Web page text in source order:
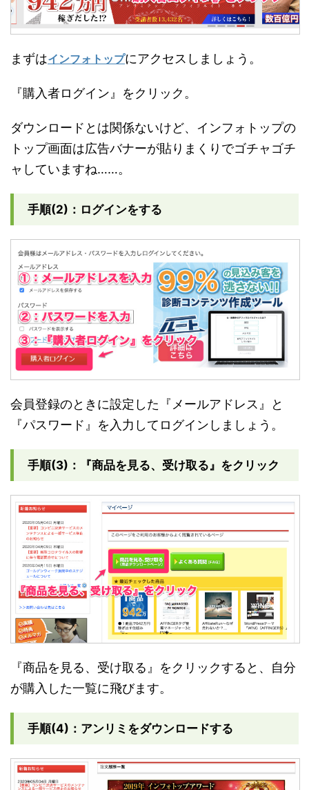
まずはインフォトップにアクセスしましょう。
『購入者ログイン』をクリック。
ダウンロードとは関係ないけど、インフォトップの
トップ画面は広告バナーが貼りまくりでゴチャゴチ
ャしていますね……。
手順(2)：ログインをする
会員登録のときに設定した『メールアドレス』と
『パスワード』を入力してログインしましょう。
手順(3)：『商品を見る、受け取る』をクリック
『商品を見る、受け取る』をクリックすると、自分
が購入した一覧に飛びます。
手順(4)：アンリミをダウンロードする